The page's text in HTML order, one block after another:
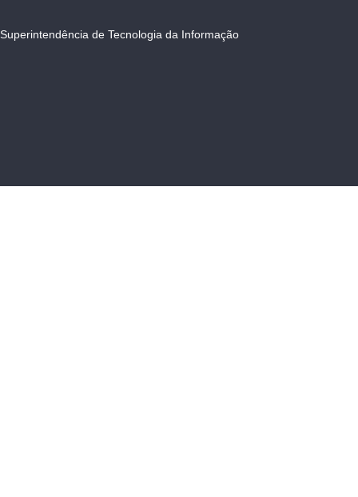
Superintendência de Tecnologia da Informação